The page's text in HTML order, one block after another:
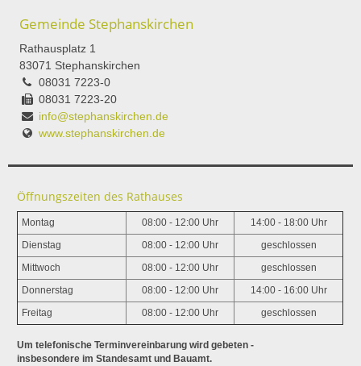
Gemeinde Stephanskirchen
Rathausplatz 1
83071 Stephanskirchen
08031 7223-0
08031 7223-20
info@stephanskirchen.de
www.stephanskirchen.de
Öffnungszeiten des Rathauses
Montag 08:00 - 12:00 Uhr 14:00 - 18:00 Uhr
Dienstag 08:00 - 12:00 Uhr geschlossen
Mittwoch 08:00 - 12:00 Uhr geschlossen
Donnerstag 08:00 - 12:00 Uhr 14:00 - 16:00 Uhr
Freitag 08:00 - 12:00 Uhr geschlossen
Um telefonische Terminvereinbarung wird gebeten -
insbesondere im Standesamt und Bauamt.